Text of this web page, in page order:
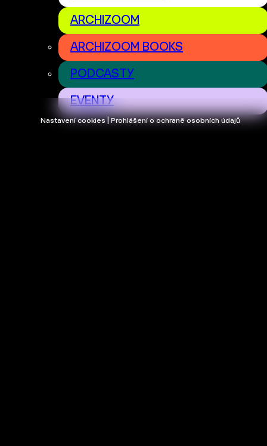
Nastavení cookies | Prohlášení o ochraně osobních údajů
ARCHIZOOM
ARCHIZOOM BOOKS
PODCASTY
EVENTY